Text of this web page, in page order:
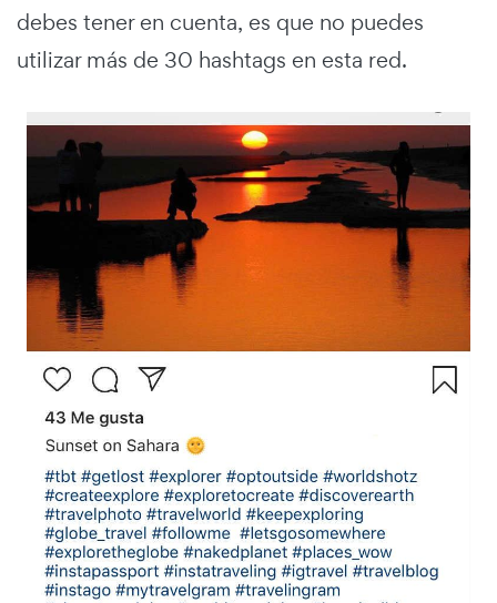
debes tener en cuenta, es que no puedes
utilizar más de 30 hashtags en esta red.